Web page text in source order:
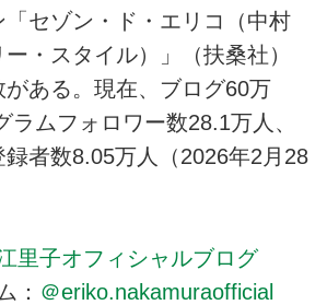
「セゾン・ド・エリコ（中村
・スタイル）」（扶桑社）
がある。現在、ブログ60万
ラムフォロワー数28.1万人、
者数8.05万人（2026年2月28
里子オフィシャルブログ
： ＠eriko.nakamuraofficial